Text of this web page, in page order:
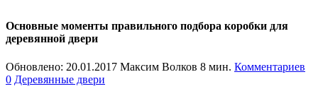
Основные моменты правильного подбора коробки для
деревянной двери
Обновлено: 20.01.2017 Максим Волков 8 мин. Комментариев
0 Деревянные двери